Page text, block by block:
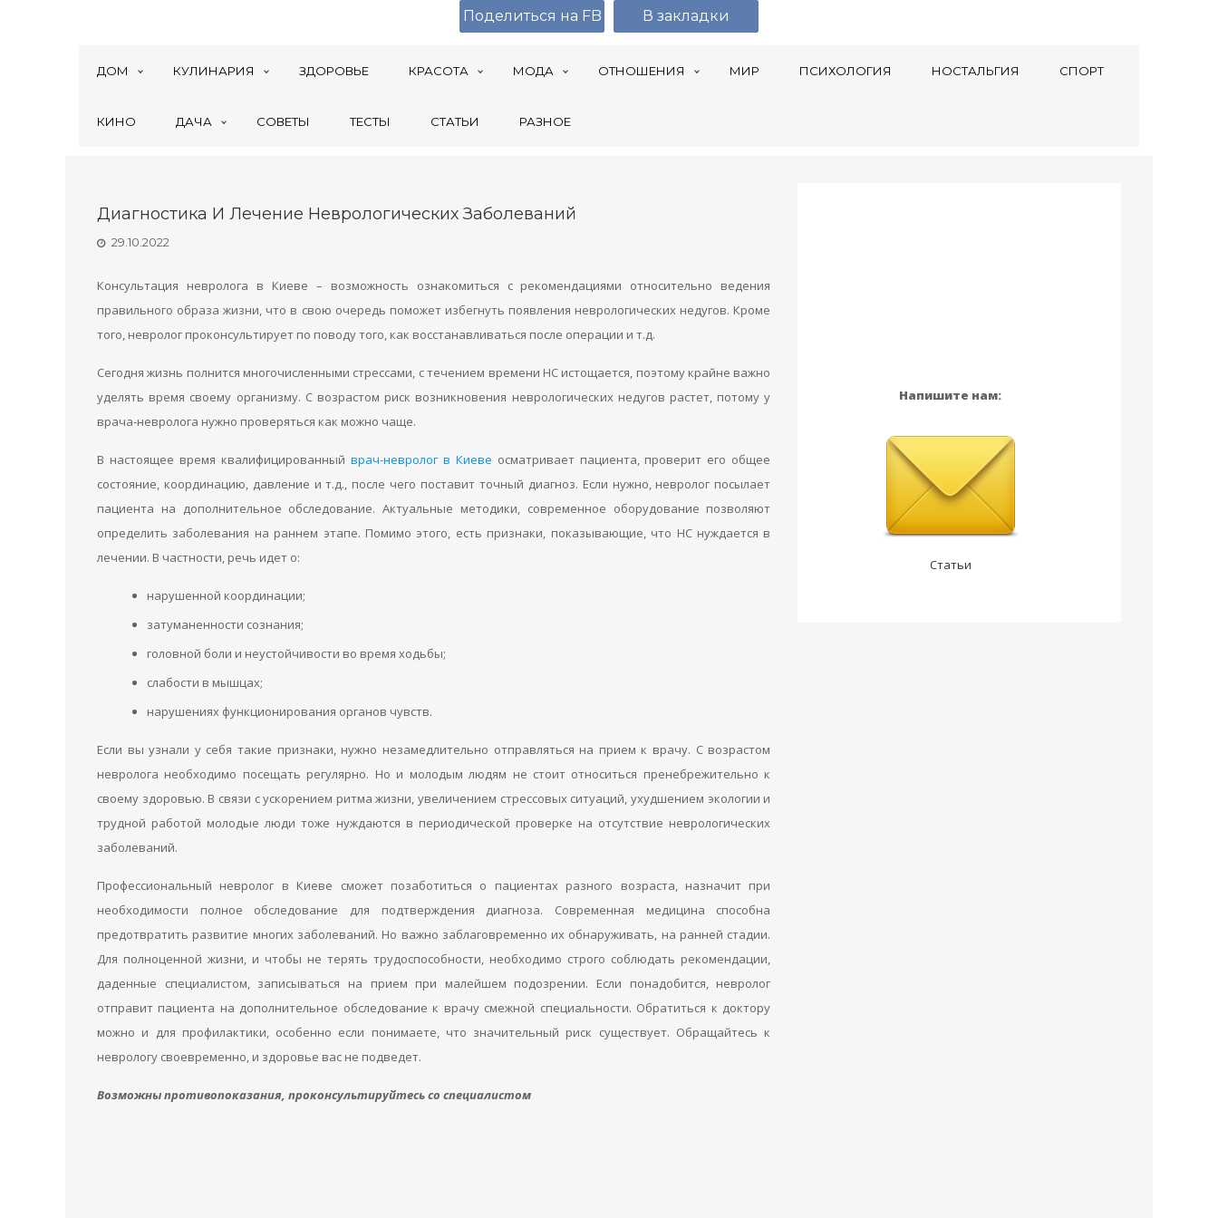
ДОМ КУЛИНАРИЯ ЗДОРОВЬЕ КРАСОТА МОДА ОТНОШЕНИЯ МИР ПСИХОЛОГИЯ НОСТАЛЬГИЯ СПОРТ
КИНО ДАЧА СОВЕТЫ ТЕСТЫ СТАТЬИ РАЗНОЕ
Диагностика И Лечение Неврологических Заболеваний
29.10.2022
Консультация невролога в Киеве – возможность ознакомиться с рекомендациями относительно ведения
правильного образа жизни, что в свою очередь поможет избегнуть появления неврологических недугов. Кроме
того, невролог проконсультирует по поводу того, как восстанавливаться после операции и т.д.
Сегодня жизнь полнится многочисленными стрессами, с течением времени НС истощается, поэтому крайне важно
уделять время своему организму. С возрастом риск возникновения неврологических недугов растет, потому у
врача-невролога нужно проверяться как можно чаще.
В настоящее время квалифицированный врач-невролог в Киеве осматривает пациента, проверит его общее
состояние, координацию, давление и т.д., после чего поставит точный диагноз. Если нужно, невролог посылает
пациента на дополнительное обследование. Актуальные методики, современное оборудование позволяют
определить заболевания на раннем этапе. Помимо этого, есть признаки, показывающие, что НС нуждается в
лечении. В частности, речь идет о:
нарушенной координации;
затуманенности сознания;
головной боли и неустойчивости во время ходьбы;
слабости в мышцах;
нарушениях функционирования органов чувств.
Если вы узнали у себя такие признаки, нужно незамедлительно отправляться на прием к врачу. С возрастом
невролога необходимо посещать регулярно. Но и молодым людям не стоит относиться пренебрежительно к
своему здоровью. В связи с ускорением ритма жизни, увеличением стрессовых ситуаций, ухудшением экологии и
трудной работой молодые люди тоже нуждаются в периодической проверке на отсутствие неврологических
заболеваний.
Профессиональный невролог в Киеве сможет позаботиться о пациентах разного возраста, назначит при
необходимости полное обследование для подтверждения диагноза. Современная медицина способна
предотвратить развитие многих заболеваний. Но важно заблаговременно их обнаруживать, на ранней стадии.
Для полноценной жизни, и чтобы не терять трудоспособности, необходимо строго соблюдать рекомендации,
даденные специалистом, записываться на прием при малейшем подозрении. Если понадобится, невролог
отправит пациента на дополнительное обследование к врачу смежной специальности. Обратиться к доктору
можно и для профилактики, особенно если понимаете, что значительный риск существует. Обращайтесь к
неврологу своевременно, и здоровье вас не подведет.
Возможны противопоказания, проконсультируйтесь со специалистом
Напишите нам:
Статьи
Поделиться на FB В закладки